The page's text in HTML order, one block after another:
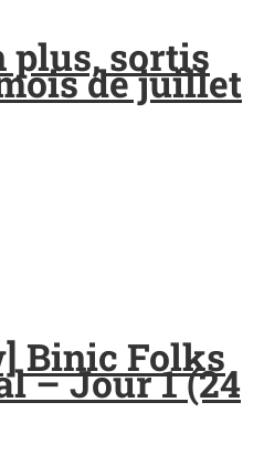
plus, sortis
de juillet
Binic Folks
– Jour 1 (24